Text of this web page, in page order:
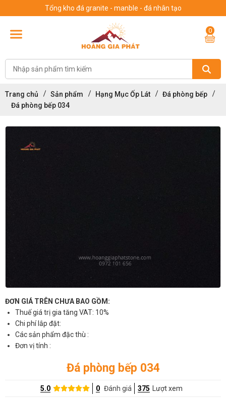
Tổng kho đá granite - manble - đá nhân tạo
0
Trang chủ Sản phẩm Hạng Mục Ốp Lát
Đá phòng bếp
Đá phòng bếp 034
ĐƠN GIÁ TRÊN CHƯA BAO GỒM:
Thuế giá trị gia tăng VAT: 10%
Chi phí lắp đặt:
Các sản phẩm đặc thù :
Đơn vị tính :
Đá phòng bếp 034
5.0 0 Đánh giá 375 Lượt xem